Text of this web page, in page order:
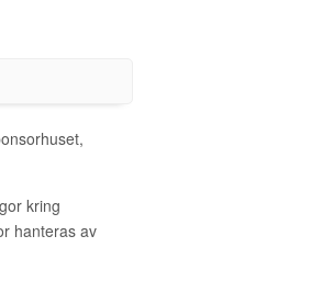
kring
hanteras av